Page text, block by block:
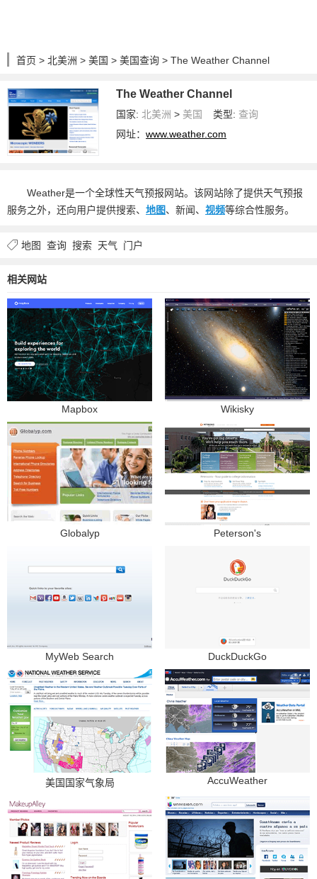
首页 > 北美洲 > 美国 > 美国查询 > The Weather Channel
The Weather Channel
国家: 北美洲 > 美国 类型: 查询
网址：www.weather.com
Weather是一个全球性天气预报网站。该网站除了提供天气预报
服务之外，还向用户提供搜索、 地图、新闻、 视频等综合性服务。
地图 查询 搜索 天气 门户
相关网站
Mapbox Wikisky
Globalyp Peterson's
MyWeb Search DuckDuckGo
美国国家气象局 AccuWeather